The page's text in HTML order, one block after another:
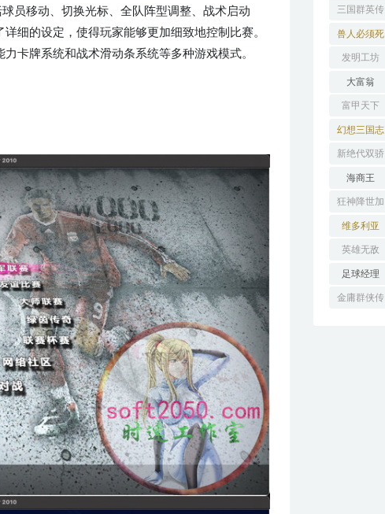
员移动、切换光标、全队阵型调整、战术启动
细的设定，使得玩家能够更加细致地控制比赛。
卡牌系统和战术滑动条系统等多种游戏模式。
三国群英传
兽人必须死
发明工坊
大富翁
富甲天下
幻想三国志
新绝代双骄
海商王
狂神降世加
强版
维多利亚
英雄无敌
足球经理
金庸群侠传